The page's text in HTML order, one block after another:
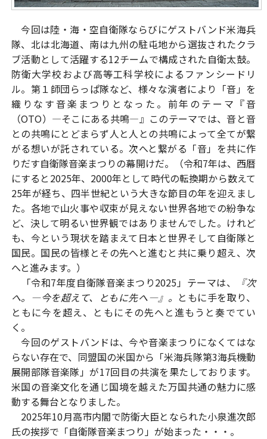
今回は陸・海・空自衛隊ならびにゲストバンド米海兵
隊、北は北海道、南は九州の駐屯地から選抜されたクラ
ブ活動として活躍する12チームで構成された自衛太鼓。
防衛大学校および高等工科学校によるファンシードリ
ル。第１師団らっぱ隊など、様々な演者により「音」を
織りなす音楽まつりとなった。前年のテーマ『音
（OTO）―そこにある共鳴―』このテーマでは、音と音
との共鳴にとどまらず人と人との共鳴によって全てが繋
がる想いが託されている。次へと繋がる「音」を共に作
りだす自衛隊音楽まつりの幕開けだ。（令和7年は、西暦
にすると2025年、2000年として時代の転換期から数えて
25年が経ち、四半世紀という大きな節目の年を迎えまし
た。各地で山火事や収束が見えない世界各地での紛争な
ど、決して明るい世界観ではありませんでした。けれど
も、今という現状を踏まえて日本と世界そして自衛隊と
国民。国民の皆様とその先へと進むと共に乗り超え、次
へと進みます。）
「令和7年度自衛隊音楽まつり2025」テーマは、
『次
へ。―今を超えて、ともに先へ―』。 ともに手を取り、
ともに今を超え、ともにその先へと進もうと奏でてい
く。
今回のゲストバンドは、今や音楽まつりになくてはな
らない存在で、同盟国の米国から「米海兵隊第3海兵機動
展開部隊音楽隊」が17回目の共演を果たしております。
米国の音楽文化を通じ国境を越えた万国共通の魅力に感
動する舞台となりました。
2025年10月高市内閣で防衛大臣となられた小泉進次郎
氏の挨拶で「自衛隊音楽まつり」が始まった・・・。